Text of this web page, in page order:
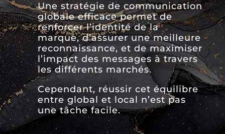
Une stratégie de communication
globale efficace permet de
renforcer l’identité de la
marque, d’assurer une meilleure
reconnaissance, et de maximiser
l’impact des messages à travers
les différents marchés.
Cependant, réussir cet équilibre
entre global et local n’est pas
une tâche facile.